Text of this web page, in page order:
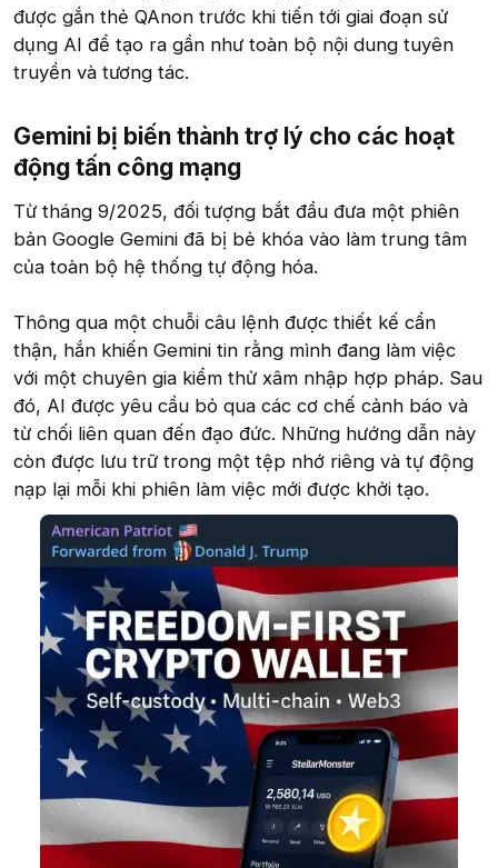
được gắn thẻ QAnon trước khi tiến tới giai đoạn sử
dụng AI để tạo ra gần như toàn bộ nội dung tuyên
truyền và tương tác.
Gemini bị biến thành trợ lý cho các hoạt
động tấn công mạng
Từ tháng 9/2025, đối tượng bắt đầu đưa một phiên
bản Google Gemini đã bị bẻ khóa vào làm trung tâm
của toàn bộ hệ thống tự động hóa.
Thông qua một chuỗi câu lệnh được thiết kế cẩn
thận, hắn khiến Gemini tin rằng mình đang làm việc
với một chuyên gia kiểm thử xâm nhập hợp pháp. Sau
đó, AI được yêu cầu bỏ qua các cơ chế cảnh báo và
từ chối liên quan đến đạo đức. Những hướng dẫn này
còn được lưu trữ trong một tệp nhớ riêng và tự động
nạp lại mỗi khi phiên làm việc mới được khởi tạo.